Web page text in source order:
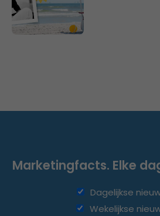
Marketingfacts. Elke
Dagelijkse
Wekelijkse